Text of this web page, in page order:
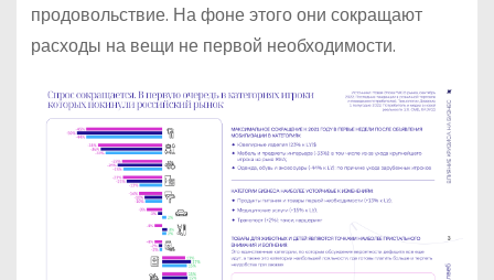
продовольствие. На фоне этого они сокращают
расходы на вещи не первой необходимости.